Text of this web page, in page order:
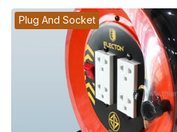
Plug And Socket